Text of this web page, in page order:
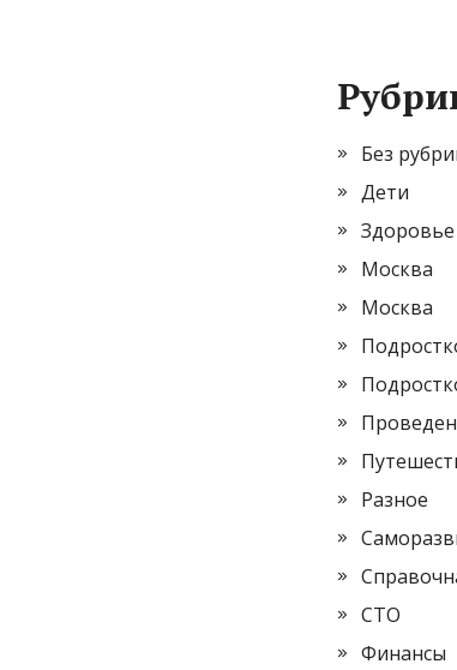
Без
Дети
Здоровье
Москва
Москва
Разное
СТО
Финансы